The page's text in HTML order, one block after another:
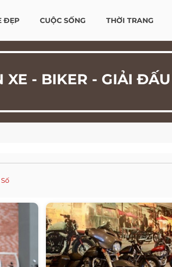
ĐẸP CUỘC SỐNG THỜI TRANG
XE - BIKER - GIẢI ĐẤU